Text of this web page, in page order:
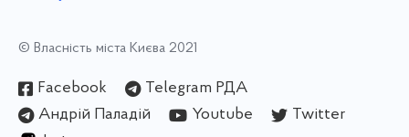
© Власність міста Києва 2021
Facebook
Telegram РДА
Андрій Паладій
Youtube
Twitter